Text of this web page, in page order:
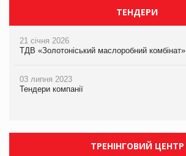
ТЕНДЕРИ
21 січня 2026
ТДВ «Золотоніський маслоробний комбінат»
03 липня 2023
Тендери компанії
ТРЕНІНГОВИЙ ЦЕНТР